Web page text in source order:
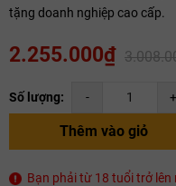
tặng doanh nghiệp cao cấp.
2.255.000₫
Số lượng: - +
Thêm vào giỏ
Bạn phải từ 18 tuổi trở